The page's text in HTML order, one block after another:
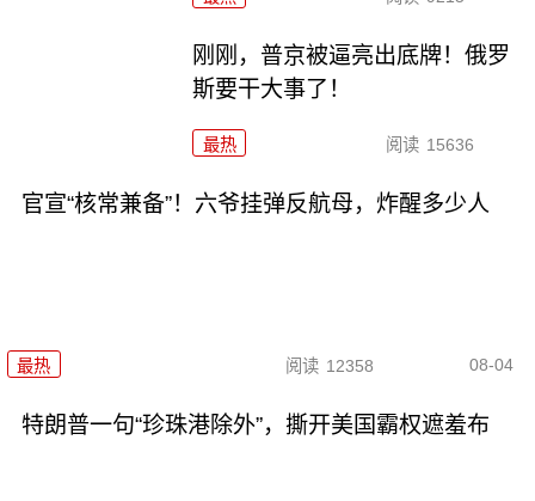
刚刚，普京被逼亮出底牌！俄罗
斯要干大事了！
最热 阅读 15636
官宣“核常兼备”！六爷挂弹反航母，炸醒多少人
最热 阅读 12358 08-04
特朗普一句“珍珠港除外”，撕开美国霸权遮羞布